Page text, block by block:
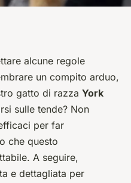
ad un
Chocolate a
lecture
alcune regole
un compito arduo,
gatto di razza York
sulle tende? Non
per far
che questo
A seguire,
e dettagliata per